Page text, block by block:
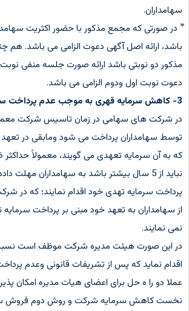
سهامداران.
در صورتی که مجمع مذکور با حضور اکثریت
باشد، ارائه اصل آگهی دعوت الزامی می باشد. هم
مذکور دو نوبتی باشد ارائه صورت جلسه منفی
دعوت نوبت اول ودوم الزامی می باشد.
3- کاهش سرمایه قهری به موجب عدم پرداخت سرمایه تعهدی :
توسط سهامداران پرداخت می شود ومابقی در
که به آن سرمایه تعهدی می گویند، معمولاً
نباید از 5 سال بیشتر باشد به سهامداران
پرداخت سرمایه تهدی خود اقدام نمایند؛ که در
از سهامداران به تعهد خود مبنی بر پرداخت
نمی نمایند.
در این صورت هیئت مدیره شرکت موظف است
اقدام نماید که پس از تشریفات قانونی وعدم
عملا دو را ه حل برای اعضای هیات مدیره امکان
نخست کاهش سرمایه شرکت و روش دوم فروش